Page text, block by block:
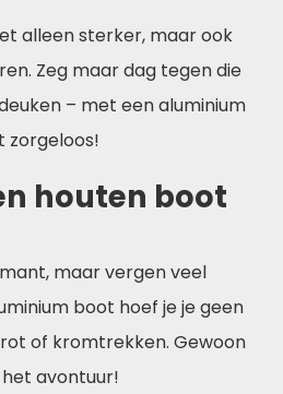
alleen sterker, maar ook
Zeg maar dag tegen die
– met een aluminium
zorgeloos!
houten boot
maar vergen veel
boot hoef je je geen
of kromtrekken. Gewoon
avontuur!